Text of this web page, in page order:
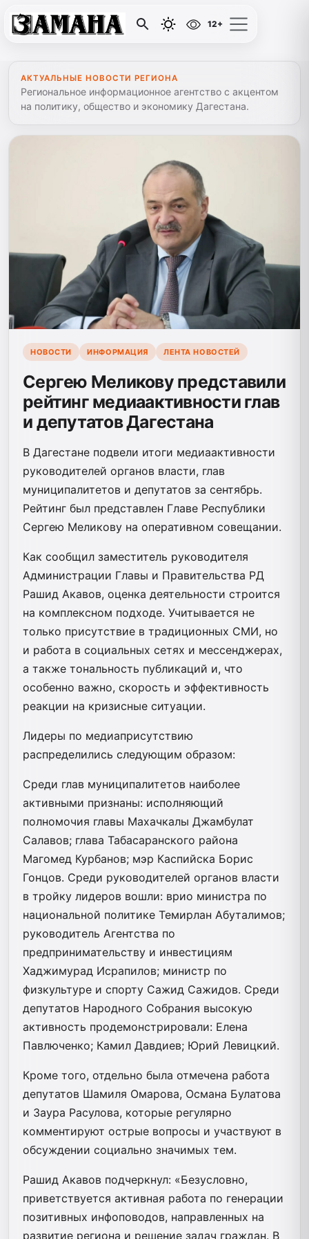
12+
АКТУАЛЬНЫЕ НОВОСТИ РЕГИОНА
Региональное информационное агентство с акцентом
на политику, общество и экономику Дагестана.
НОВОСТИ ИНФОРМАЦИЯ ЛЕНТА НОВОСТЕЙ
Сергею Меликову представили
рейтинг медиаактивности глав
и депутатов Дагестана
В Дагестане подвели итоги медиаактивности
руководителей органов власти, глав
муниципалитетов и депутатов за сентябрь.
Рейтинг был представлен Главе Республики
Сергею Меликову на оперативном совещании.
Как сообщил заместитель руководителя
Администрации Главы и Правительства РД
Рашид Акавов, оценка деятельности строится
на комплексном подходе. Учитывается не
только присутствие в традиционных СМИ, но
и работа в социальных сетях и мессенджерах,
а также тональность публикаций и, что
особенно важно, скорость и эффективность
реакции на кризисные ситуации.
Лидеры по медиаприсутствию
распределились следующим образом:
Среди глав муниципалитетов наиболее
активными признаны: исполняющий
полномочия главы Махачкалы Джамбулат
Салавов; глава Табасаранского района
Магомед Курбанов; мэр Каспийска Борис
Гонцов. Среди руководителей органов власти
в тройку лидеров вошли: врио министра по
национальной политике Темирлан Абуталимов;
руководитель Агентства по
предпринимательству и инвестициям
Хаджимурад Исрапилов; министр по
физкультуре и спорту Сажид Сажидов. Среди
депутатов Народного Собрания высокую
активность продемонстрировали: Елена
Павлюченко; Камил Давдиев; Юрий Левицкий.
Кроме того, отдельно была отмечена работа
депутатов Шамиля Омарова, Османа Булатова
и Заура Расулова, которые регулярно
комментируют острые вопросы и участвуют в
обсуждении социально значимых тем.
Рашид Акавов подчеркнул: «Безусловно,
приветствуется активная работа по генерации
позитивных инфоповодов, направленных на
развитие региона и решение задач граждан. В